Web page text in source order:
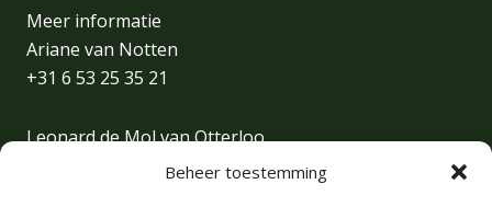
Beheer toestemming
Meer informatie
Ariane van Notten
+31 6 53 25 35 21
Leonard de Mol van Otterloo
+31 6 30 31 46 23